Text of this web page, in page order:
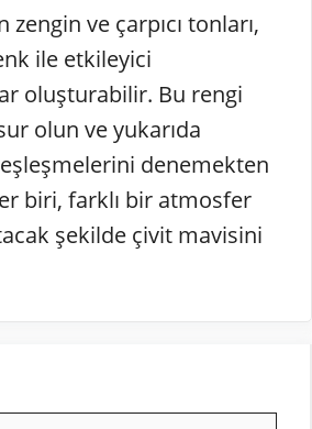
zengin ve çarpıcı tonları,
ile etkileyici
oluşturabilir. Bu rengi
olun ve yukarıda
denemekten
biri, farklı bir atmosfer
şekilde çivit mavisini